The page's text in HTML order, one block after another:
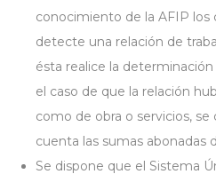
conocimiento de la AFIP los
detecte una relación de
ésta realice la
el caso de que la relación
como de obra o servicios,
cuenta las sumas abonadas
Se dispone que el Sistema